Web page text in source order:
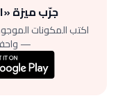
جرّب ميزة
اكتب المكونات
—